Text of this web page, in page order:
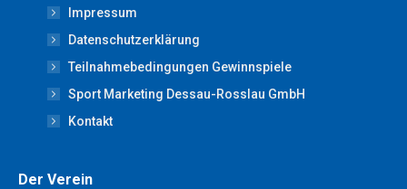
new
window
in
new
window
in
new
window
in
new
window
new
window
Impressum
Datenschutzerklärung
Teilnahmebedingungen Gewinnspiele
Sport Marketing Dessau-Rosslau GmbH
Kontakt
Der Verein